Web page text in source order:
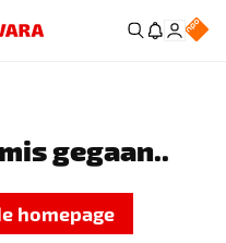
gegaan..
homepage